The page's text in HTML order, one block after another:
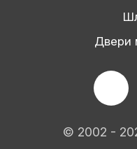
Двери
© 2002 -